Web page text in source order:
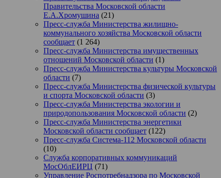
Правительства Московской области
Е.А.Хромушина (21)
Пресс-служба Министерства жилищно-
коммунального хозяйства Московской области
сообщает (1 264)
Пресс-служба Министерства имущественных
отношений Московской области (1)
Пресс-служба Министерства культуры Московской
области (7)
Пресс-служба Министерства физической культуры
и спорта Московской области (3)
Пресс-служба Министерства экологии и
природопользования Московской области (2)
Пресс-служба Министерства энергетики
Московской области сообщает (122)
Пресс-служба Система-112 Московской области
(10)
Служба корпоративных коммуникаций
МосОблЕИРЦ (71)
Управление Роспотребнадзора по Московской